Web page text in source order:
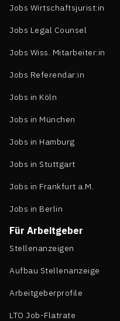
Jobs Wirtschaftsjurist:in
Jobs Legal Counsel
Jobs Wiss. Mitarbeiter:in
Jobs Referendar:in
Jobs in Köln
Jobs in München
Jobs in Hamburg
Jobs in Stuttgart
Jobs in Frankfurt a.M.
Jobs in Berlin
Für Arbeitgeber
Stellenanzeigen
Aufbau Stellenanzeige
Arbeitgeberprofile
LTO Job-Flatrate